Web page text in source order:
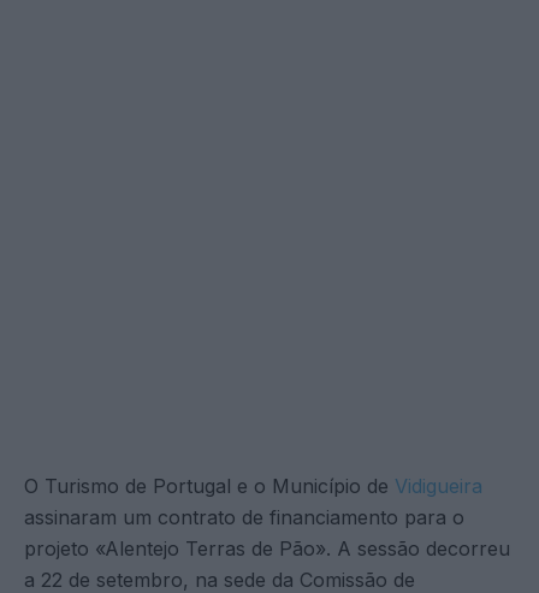
O Turismo de Portugal e o Município de Vidigueira
assinaram um contrato de financiamento para o
projeto «Alentejo Terras de Pão». A sessão decorreu
a 22 de setembro, na sede da Comissão de